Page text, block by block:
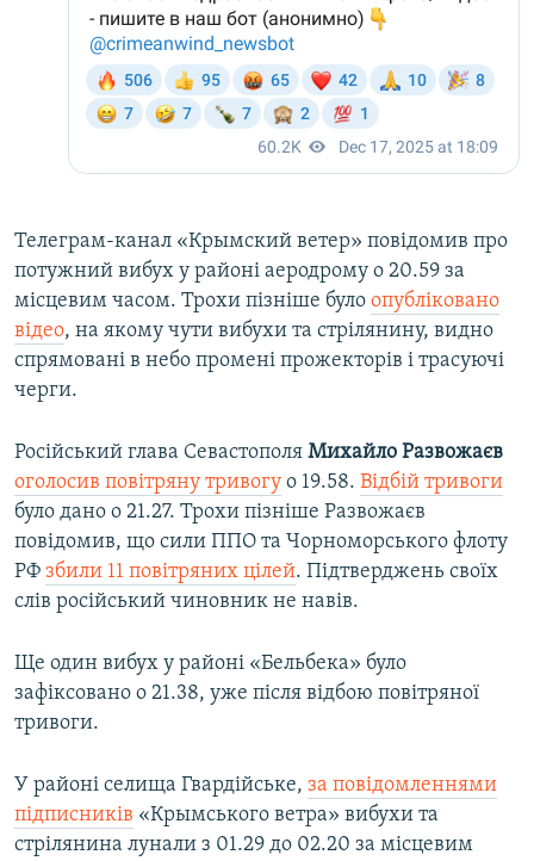
Телеграм-канал «Крымский ветер» повідомив про
потужний вибух у районі аеродрому о 20.59 за
місцевим часом. Трохи пізніше було опубліковано
відео, на якому чути вибухи та стрілянину, видно
спрямовані в небо промені прожекторів і трасуючі
черги.
Російський глава Севастополя Михайло Развожаєв
оголосив повітряну тривогу о 19.58. Відбій тривоги
було дано о 21.27. Трохи пізніше Развожаєв
повідомив, що сили ППО та Чорноморського флоту
РФ збили 11 повітряних цілей. Підтверджень своїх
слів російський чиновник не навів.
Ще один вибух у районі «Бельбека» було
зафіксовано о 21.38, уже після відбою повітряної
тривоги.
У районі селища Гвардійське, за повідомленнями
підписників «Крымського ветра» вибухи та
стрілянина лунали з 01.29 до 02.20 за місцевим